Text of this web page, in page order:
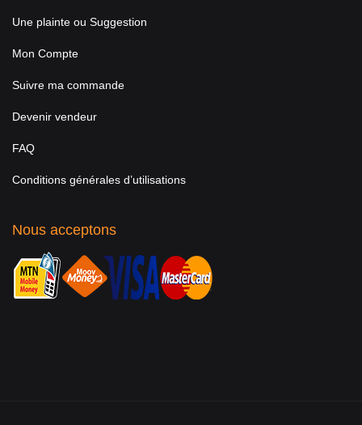
Une plainte ou Suggestion
Mon Compte
Suivre ma commande
Devenir vendeur
FAQ
Conditions générales d’utilisations
Nous acceptons